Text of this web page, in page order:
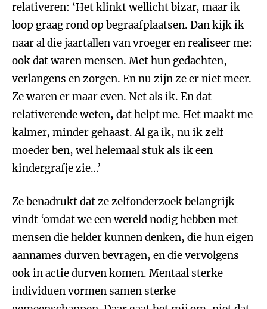
relativeren: ‘Het klinkt wellicht bizar, maar ik
loop graag rond op begraafplaatsen. Dan kijk ik
naar al die jaartallen van vroeger en realiseer me:
ook dat waren mensen. Met hun gedachten,
verlangens en zorgen. En nu zijn ze er niet meer.
Ze waren er maar even. Net als ik. En dat
relativerende weten, dat helpt me. Het maakt me
kalmer, minder gehaast. Al ga ik, nu ik zelf
moeder ben, wel helemaal stuk als ik een
kindergrafje zie…’
Ze benadrukt dat ze zelfonderzoek belangrijk
vindt ‘omdat we een wereld nodig hebben met
mensen die helder kunnen denken, die hun eigen
aannames durven bevragen, en die vervolgens
ook in actie durven komen. Mentaal sterke
individuen vormen samen sterke